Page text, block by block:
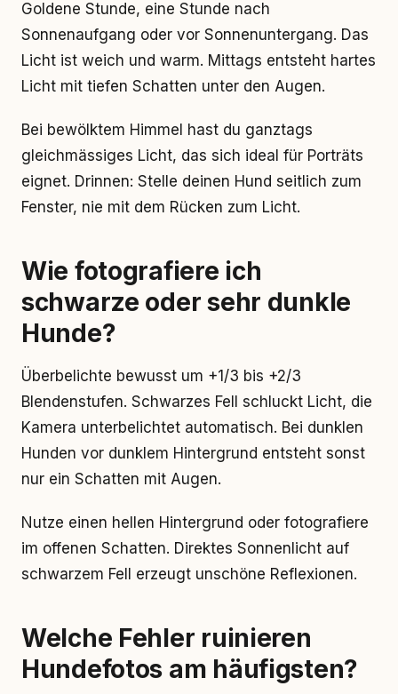
Goldene Stunde, eine Stunde nach
Sonnenaufgang oder vor Sonnenuntergang. Das
Licht ist weich und warm. Mittags entsteht hartes
Licht mit tiefen Schatten unter den Augen.
Bei bewölktem Himmel hast du ganztags
gleichmässiges Licht, das sich ideal für Porträts
eignet. Drinnen: Stelle deinen Hund seitlich zum
Fenster, nie mit dem Rücken zum Licht.
Wie fotografiere ich
schwarze oder sehr dunkle
Hunde?
Überbelichte bewusst um +1/3 bis +2/3
Blendenstufen. Schwarzes Fell schluckt Licht, die
Kamera unterbelichtet automatisch. Bei dunklen
Hunden vor dunklem Hintergrund entsteht sonst
nur ein Schatten mit Augen.
Nutze einen hellen Hintergrund oder fotografiere
im offenen Schatten. Direktes Sonnenlicht auf
schwarzem Fell erzeugt unschöne Reflexionen.
Welche Fehler ruinieren
Hundefotos am häufigsten?